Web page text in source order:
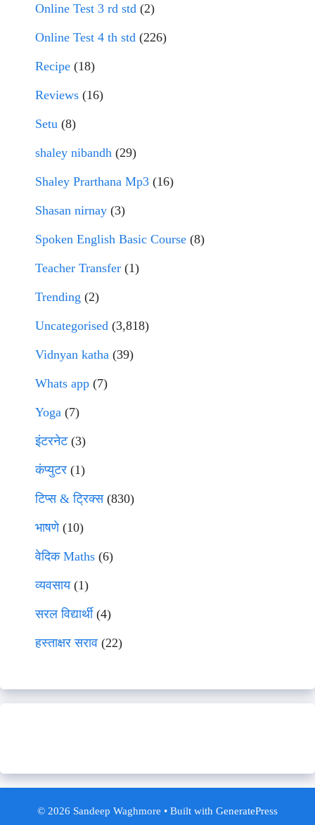
Online Test 3 rd std (2)
Online Test 4 th std (226)
Recipe (18)
Reviews (16)
Setu (8)
shaley nibandh (29)
Shaley Prarthana Mp3 (16)
Shasan nirnay (3)
Spoken English Basic Course (8)
Teacher Transfer (1)
Trending (2)
Uncategorised (3,818)
Vidnyan katha (39)
Whats app (7)
Yoga (7)
इंटरनेट(3)
कंप्युटर (1)
टिप्स & ट्रिक्स(830)
भाषणे(10)
वेदिक Maths (6)
व्यवसाय(1)
सरल विद्यार्थी(4)
हस्ताक्षर सराव (22)
© 2026 Sandeep Waghmore • Built with GeneratePress